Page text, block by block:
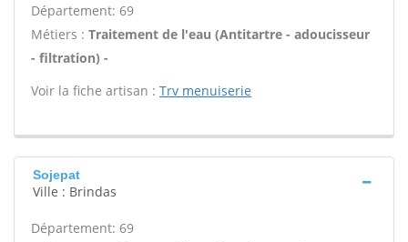
Département: 69
Métiers : Traitement de l'eau (Antitartre - adoucisseur
- filtration) -
Voir la fiche artisan : Trv menuiserie
Sojepat
Ville : Brindas
Département: 69